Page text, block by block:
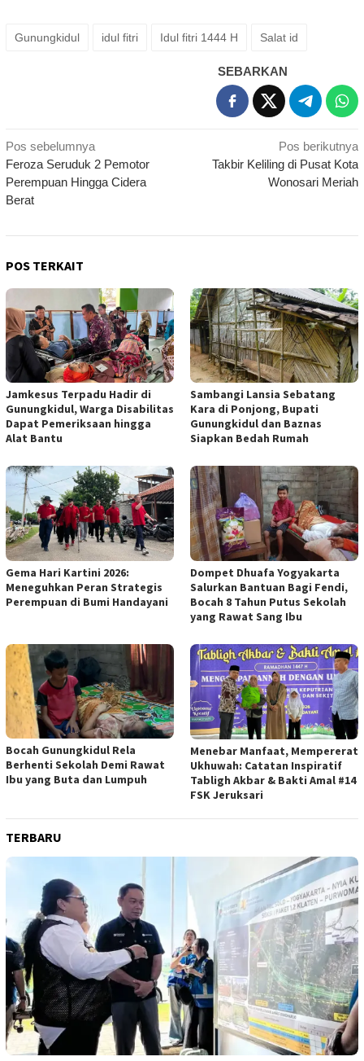
Gunungkidul idul fitri Idul fitri 1444 H Salat id
SEBARKAN
Navigasi
pos
Pos sebelumnya
Feroza Seruduk 2 Pemotor
Perempuan Hingga Cidera
Berat
Pos berikutnya
Takbir Keliling di Pusat Kota
Wonosari Meriah
POS TERKAIT
Jamkesus Terpadu Hadir di
Gunungkidul, Warga Disabilitas
Dapat Pemeriksaan hingga
Alat Bantu
Sambangi Lansia Sebatang
Kara di Ponjong, Bupati
Gunungkidul dan Baznas
Siapkan Bedah Rumah
Gema Hari Kartini 2026:
Meneguhkan Peran Strategis
Perempuan di Bumi Handayani
Dompet Dhuafa Yogyakarta
Salurkan Bantuan Bagi Fendi,
Bocah 8 Tahun Putus Sekolah
yang Rawat Sang Ibu
Bocah Gunungkidul Rela
Berhenti Sekolah Demi Rawat
Ibu yang Buta dan Lumpuh
Menebar Manfaat, Mempererat
Ukhuwah: Catatan Inspiratif
Tabligh Akbar & Bakti Amal #14
FSK Jeruksari
TERBARU